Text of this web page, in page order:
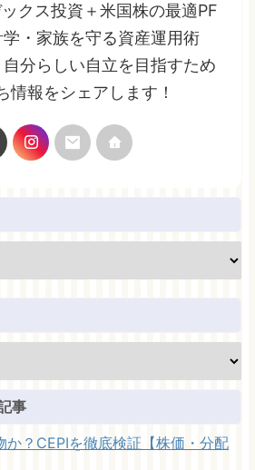
クス投資＋米国株の最適PF
・家族を守る資産運用術
分らしい自立を目指すため
情報をシェアします！
事
か？CEPIを徹底検証【株価・分配